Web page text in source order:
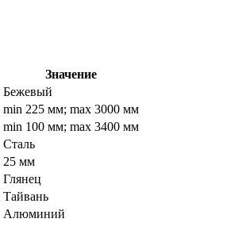
Значение
Бежевый
min 225 мм; max 3000 мм
min 100 мм; max 3400 мм
Сталь
25 мм
Глянец
Тайвань
Алюминий